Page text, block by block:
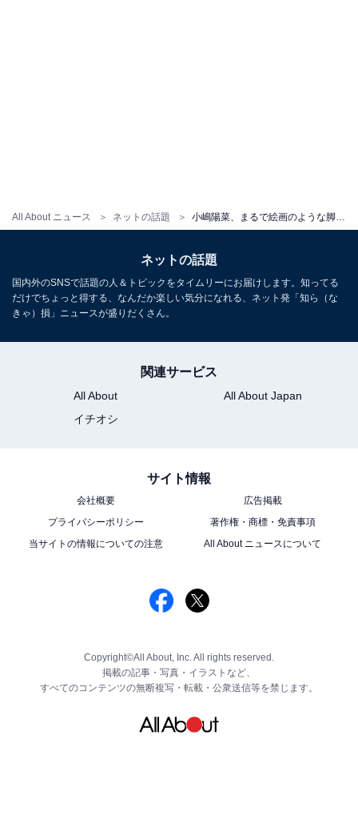
All About ニュース ネットの話題
ネットの話題
国内外のSNSで話題の人＆トピックをタイムリーにお届けします。知ってる
だけでちょっと得する、なんだか楽しい気分になれる、ネット発「知ら（な
きゃ）損」ニュースが盛りだくさん。
関連サービス
All About
All About Japan
イチオシ
サイト情報
会社概要
広告掲載
プライバシーポリシー
著作権・商標・免責事項
当サイトの情報についての注意
All About ニュースについて
Copyright©All About, Inc. All rights reserved.
掲載の記事・写真・イラストなど、
すべてのコンテンツの無断複写・転載・公衆送信等を禁じます。